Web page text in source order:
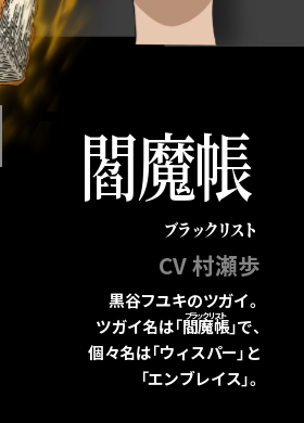
閻魔帳
ブラックリスト
CV 村瀬歩
黒谷フユキのツガイ。
ツガイ名は「閻魔帳」で、
個々名は「ウィスパー」と
「エンブレイス」。